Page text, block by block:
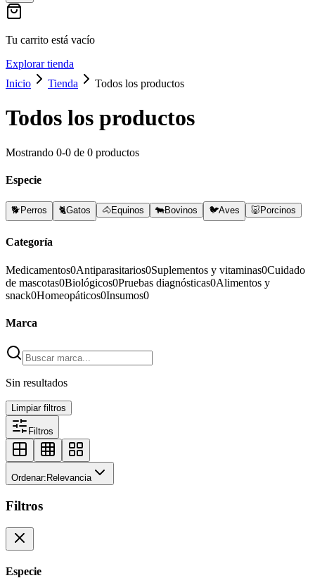
Tu carrito está vacío
Explorar tienda
Inicio
Tienda Todos los productos
Todos los productos
Mostrando 0-0 de 0 productos
Especie
🐕 Perros 🐈Gatos 🐴Equinos 🐄Bovinos 🐦Aves 🐷 Porcinos
Categoría
Medicamentos0Antiparasitarios0Suplementos y vitaminas0Cuidado
de mascotas0Biológicos0Pruebas diagnósticas0Alimentos y
snack0Homeopáticos0Insumos0
Marca
Sin resultados
Limpiar filtros
Filtros
Ordenar: Relevancia
Filtros
Especie